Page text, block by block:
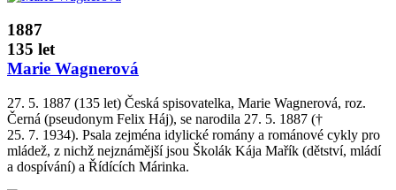
1887
135 let
Marie Wagnerová
27. 5. 1887 (135 let) Česká spisovatelka, Marie Wagnerová, roz.
Černá (pseudonym Felix Háj), se narodila 27. 5. 1887 (†
25. 7. 1934). Psala zejména idylické romány a románové cykly pro
mládež, z nichž nejznámější jsou Školák Kája Mařík (dětství, mládí
a dospívání) a Řídících Márinka.